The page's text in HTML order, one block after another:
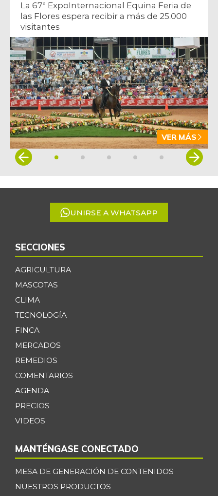
La 67ª ExpoInternacional Equina Feria de
las Flores espera recibir a más de 25.000
visitantes
VER MÁS
Item
5
UNIRSE A WHATSAPP
SECCIONES
AGRICULTURA
MASCOTAS
CLIMA
TECNOLOGÍA
FINCA
MERCADOS
REMEDIOS
COMENTARIOS
AGENDA
PRECIOS
VIDEOS
MANTÉNGASE CONECTADO
MESA DE GENERACIÓN DE CONTENIDOS
NUESTROS PRODUCTOS